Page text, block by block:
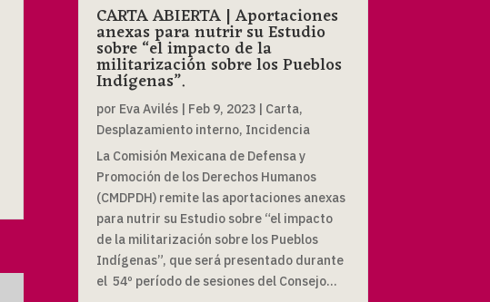
CARTA ABIERTA | Aportaciones
anexas para nutrir su Estudio
sobre “el impacto de la
militarización sobre los Pueblos
Indígenas”.
por Eva Avilés| Feb 9, 2023| Carta,
Desplazamiento interno, Incidencia
La Comisión Mexicana de Defensa y
Promoción de los Derechos Humanos
(CMDPDH) remite las aportaciones anexas
para nutrir su Estudio sobre “el impacto
de la militarización sobre los Pueblos
Indígenas”, que será presentado durante
el 54º período de sesiones del Consejo...